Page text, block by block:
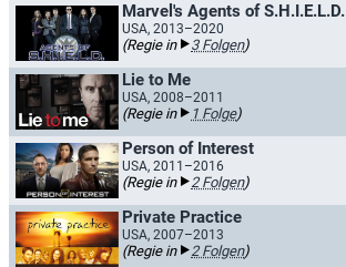
Marvel's Agents of S.H.I.E.L.D.
USA, 2013–2020
(Regie in 3 Folgen)
Lie to Me
USA, 2008–2011
(Regie in 1 Folge)
Person of Interest
USA, 2011–2016
(Regie in 2 Folgen)
Private Practice
USA, 2007–2013
(Regie in 2 Folgen)